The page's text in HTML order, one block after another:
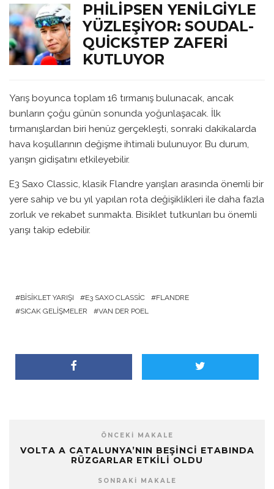
PHILIPSEN YENILGIYLE
YÜZLEŞIYOR: SOUDAL-
QUICKSTEP ZAFERI
KUTLUYOR
Yarış boyunca toplam 16 tırmanış bulunacak, ancak
bunların çoğu günün sonunda yoğunlaşacak. İlk
tırmanışlardan biri henüz gerçekleşti, sonraki dakikalarda
hava koşullarının değişme ihtimali bulunuyor. Bu durum,
yarışın gidişatını etkileyebilir.
E3 Saxo Classic, klasik Flandre yarışları arasında önemli bir
yere sahip ve bu yıl yapılan rota değişiklikleri ile daha fazla
zorluk ve rekabet sunmakta. Bisiklet tutkunları bu önemli
yarışı takip edebilir.
BISIKLET YARIŞI E3 SAXO CLASSIC
FLANDRE
SICAK GELIŞMELER
VAN DER POEL
ÖNCEKI MAKALE
VOLTA A CATALUNYA’NIN BEŞINCI ETABINDA
RÜZGARLAR ETKILI OLDU
SONRAKI MAKALE